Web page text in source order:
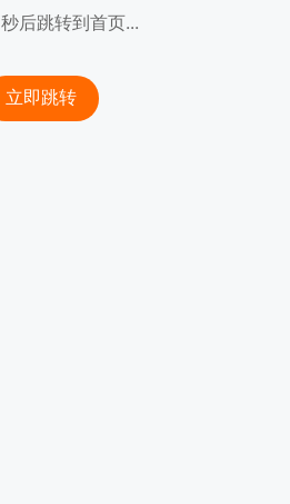
秒后跳转到首页...
立即跳转